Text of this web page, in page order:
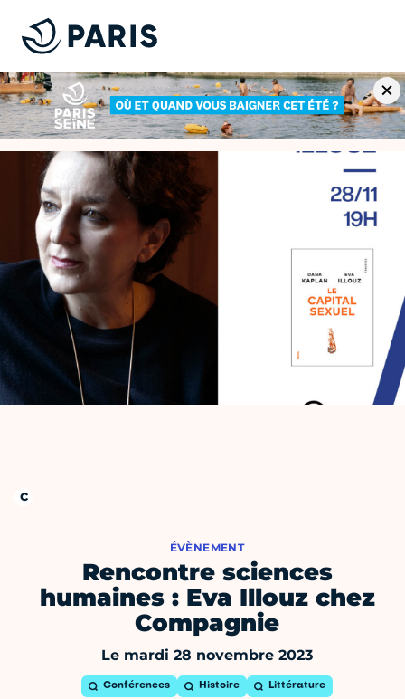
ÉVÈNEMENT
Rencontre sciences
humaines : Eva Illouz chez
Compagnie
Le mardi 28 novembre 2023
Conférences Histoire Littérature